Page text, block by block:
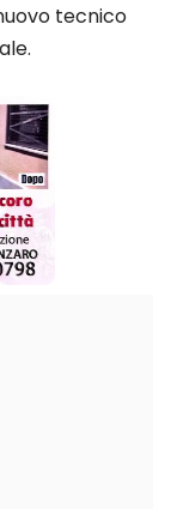
tecnico